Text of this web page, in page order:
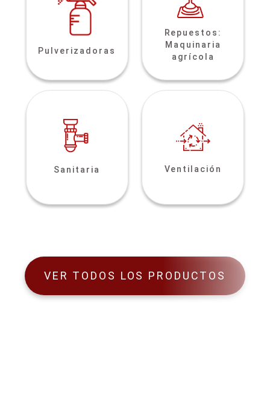
Pulverizadoras
Repuestos:
Maquinaria
agrícola
Sanitaria Ventilación
VER TODOS LOS PRODUCTOS